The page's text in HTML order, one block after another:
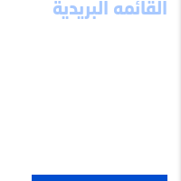
القائمه البريدية